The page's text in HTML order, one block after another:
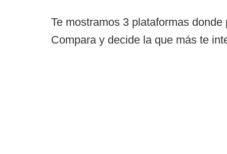
Te mostramos 3 plataformas donde
Compara y decide la que más te